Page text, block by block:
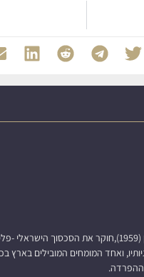
שאול אריאלי, יליד אשקלון (1959),חוקר את הסכסוך
ואחד המומחים המובילים בארץ
ההפרדה.